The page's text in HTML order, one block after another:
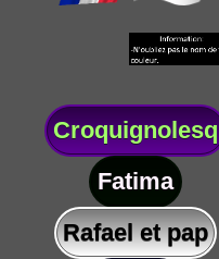
Croquignolesq
Fatima
Rafael et pap